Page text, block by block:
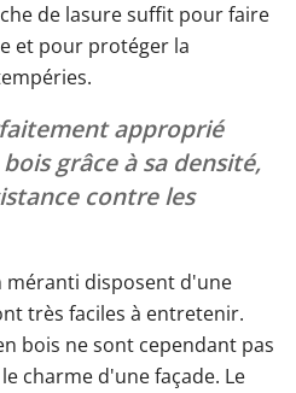
de lasure suffit pour faire
et pour protéger la
approprié
grâce à sa densité,
contre les
méranti disposent d'une
très faciles à entretenir.
bois ne sont cependant pas
charme d'une façade. Le